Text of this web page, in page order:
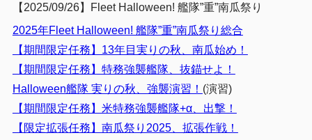
【2025/09/26】Fleet Halloween! 艦隊”重”南瓜祭り
2025年Fleet Halloween! 艦隊”重”南瓜祭り総合
【期間限定任務】13年目実りの秋、南瓜始め！
【期間限定任務】特務強襲艦隊、抜錨せよ！
Halloween艦隊 実りの秋、強襲演習！ (演習)
【期間限定任務】米特務強襲艦隊+α、出撃！
【限定拡張任務】南瓜祭り2025、拡張作戦！